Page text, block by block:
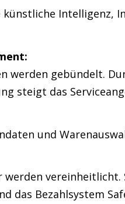
künstliche Intelligenz,
werden gebündelt.
steigt das
und
vereinheitlicht.
das Bezahlsystem